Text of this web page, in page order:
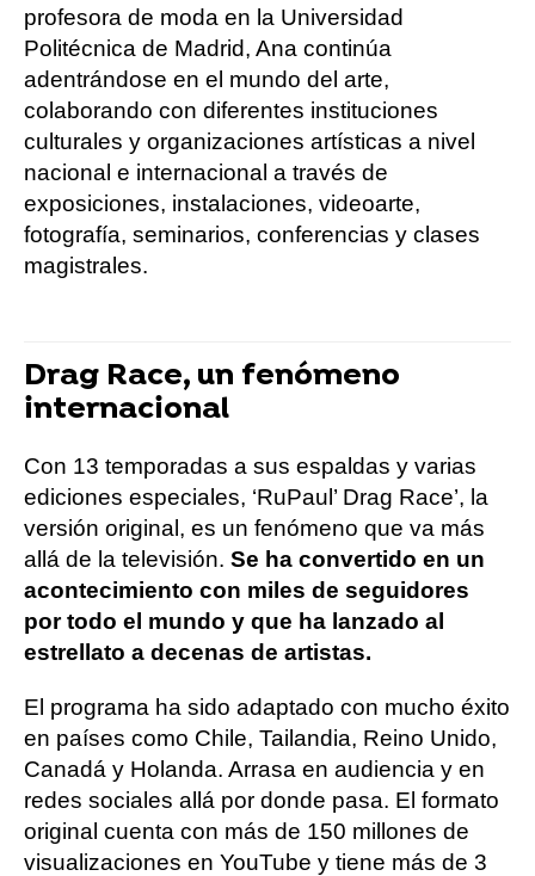
profesora de moda en la Universidad
Politécnica de Madrid, Ana continúa
adentrándose en el mundo del arte,
colaborando con diferentes instituciones
culturales y organizaciones artísticas a nivel
nacional e internacional a través de
exposiciones, instalaciones, videoarte,
fotografía, seminarios, conferencias y clases
magistrales.
Drag Race, un fenómeno
internacional
Con 13 temporadas a sus espaldas y varias
ediciones especiales, ‘RuPaul’ Drag Race’, la
versión original, es un fenómeno que va más
allá de la televisión. Se ha convertido en un
acontecimiento con miles de seguidores
por todo el mundo y que ha lanzado al
estrellato a decenas de artistas.
El programa ha sido adaptado con mucho éxito
en países como Chile, Tailandia, Reino Unido,
Canadá y Holanda. Arrasa en audiencia y en
redes sociales allá por donde pasa. El formato
original cuenta con más de 150 millones de
visualizaciones en YouTube y tiene más de 3